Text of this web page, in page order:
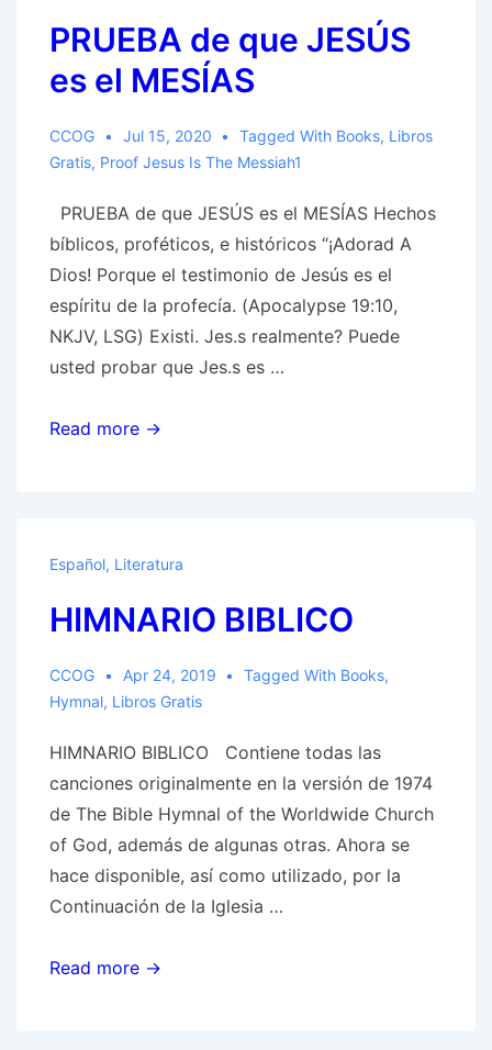
PRUEBA de que JESÚS
es el MESÍAS
CCOG Jul 15, 2020 Tagged With Books, Libros
Gratis, Proof Jesus Is The Messiah1
PRUEBA de que JESÚS es el MESÍAS Hechos
bíblicos, proféticos, e históricos “¡Adorad A
Dios! Porque el testimonio de Jesús es el
espíritu de la profecía. (Apocalypse 19:10,
NKJV, LSG) Existi. Jes.s realmente? Puede
usted probar que Jes.s es …
PRUEBA
MESÍAS
Read more →
Español, Literatura
HIMNARIO BIBLICO
CCOG Apr 24, 2019 Tagged With Books,
Hymnal, Libros Gratis
HIMNARIO BIBLICO Contiene todas las
canciones originalmente en la versión de 1974
de The Bible Hymnal of the Worldwide Church
of God, además de algunas otras. Ahora se
hace disponible, así como utilizado, por la
Continuación de la Iglesia …
HIMNARIO
Read more →